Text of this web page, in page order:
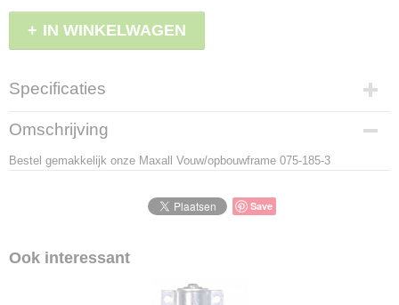
IN WINKELWAGEN
Specificaties
Productcode
LBS - PJ3
EAN code
Omschrijving
Bestel gemakkelijk onze Maxall Vouw/opbouwframe 075-185-3
Save
Ook interessant